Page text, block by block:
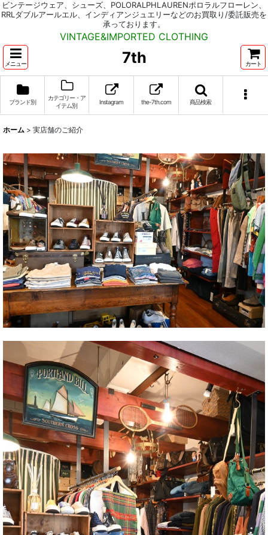
ビンテージウェア、シューズ、POLORALPHLAURENポロラルフローレン、
RRLダブルアールエル、インディアンジュエリーなどのお買取り/委託販売を
承っております。
VINTAGE&IMPORTED CLOTHING
メニュー 7th カート
ブランド別
カテゴリー・ア
イテム別
Instagram the-7th.com 商品検索
ホーム > 実店舗のご紹介